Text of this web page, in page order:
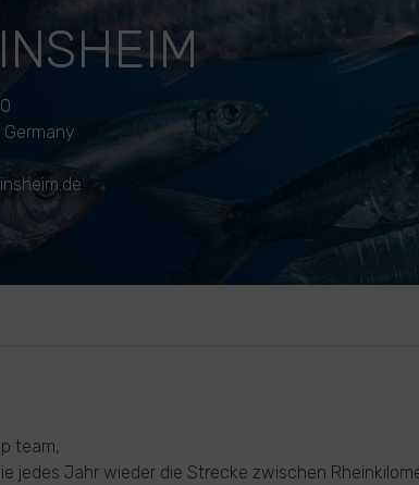
Germany
team,
jedes Jahr wieder die Strecke zwischen